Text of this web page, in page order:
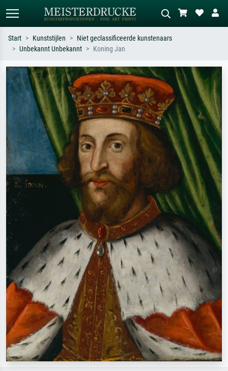
Zoek op kunstenaar, titel of stijl – bijv.
Monet, Sterrennacht, impressionisme,
Hokusai-golf, naakt.
Beschrijf de scène – bijv. groene
weide, abstract met veel rood, donker
olieverfschilderij, staand naakt naast
een boom.
Start Kunststijlen
Niet geclassificeerde kunstenaars
Unbekannt Unbekannt
Koning Jan